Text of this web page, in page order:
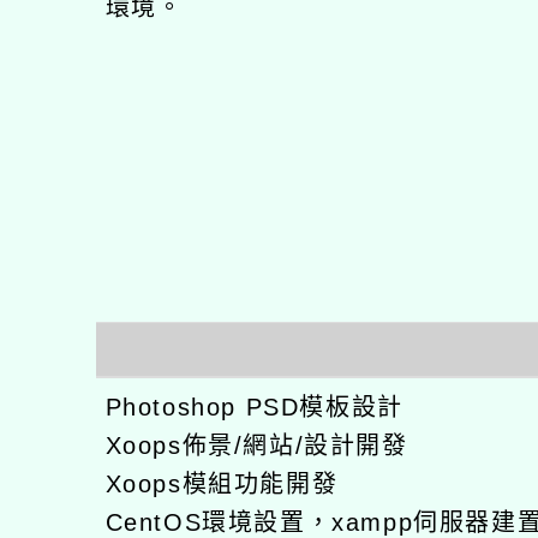
環境。
Photoshop PSD模板設計
Xoops佈景/網站/設計開發
Xoops模組功能開發
CentOS環境設置，xampp伺服器建